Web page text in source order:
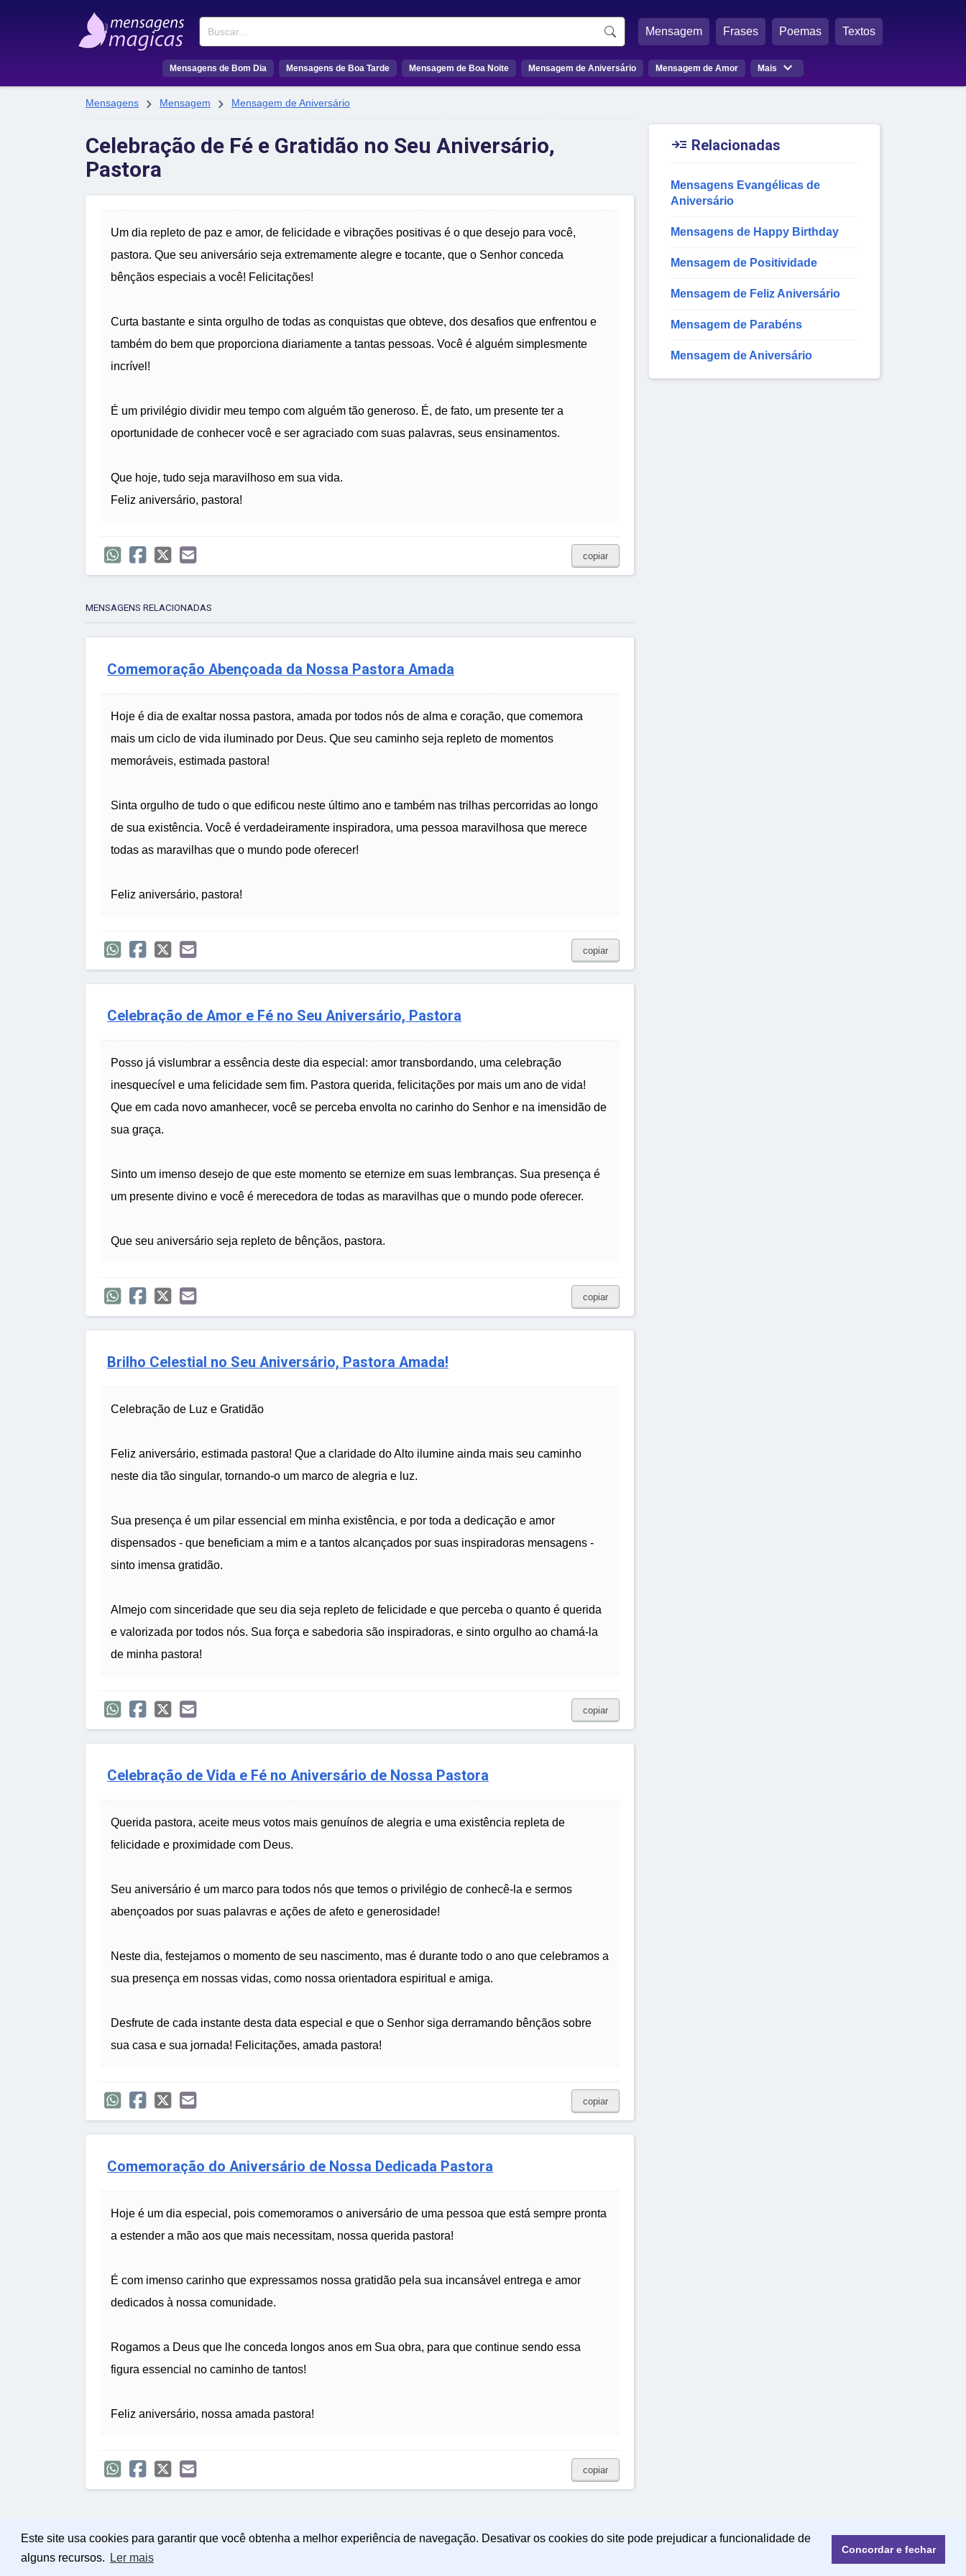
Este site usa cookies para garantir que você obtenha a melhor experiência de navegação. Desativar os cookies do site pode prejudicar a funcionalidade de
alguns recursos.
Ler mais
Concordar e fechar
Buscar Mensagem Frases Poemas Textos
Mensagens de Bom Dia Mensagens de Boa Tarde Mensagem de Boa Noite Mensagem de Aniversário Mensagem de Amor Mais 
Mensagens  Mensagem  Mensagem de Aniversário
Celebração de Fé e Gratidão no Seu Aniversário,
Pastora
Um dia repleto de paz e amor, de felicidade e vibrações positivas é o que desejo para você,
pastora. Que seu aniversário seja extremamente alegre e tocante, que o Senhor conceda
bênçãos especiais a você! Felicitações!
Curta bastante e sinta orgulho de todas as conquistas que obteve, dos desafios que enfrentou e
também do bem que proporciona diariamente a tantas pessoas. Você é alguém simplesmente
incrível!
É um privilégio dividir meu tempo com alguém tão generoso. É, de fato, um presente ter a
oportunidade de conhecer você e ser agraciado com suas palavras, seus ensinamentos.
Que hoje, tudo seja maravilhoso em sua vida.
Feliz aniversário, pastora!
copiar
MENSAGENS RELACIONADAS
Comemoração Abençoada da Nossa Pastora Amada
Hoje é dia de exaltar nossa pastora, amada por todos nós de alma e coração, que comemora
mais um ciclo de vida iluminado por Deus. Que seu caminho seja repleto de momentos
memoráveis, estimada pastora!
Sinta orgulho de tudo o que edificou neste último ano e também nas trilhas percorridas ao longo
de sua existência. Você é verdadeiramente inspiradora, uma pessoa maravilhosa que merece
todas as maravilhas que o mundo pode oferecer!
Feliz aniversário, pastora!
copiar
Celebração de Amor e Fé no Seu Aniversário, Pastora
Posso já vislumbrar a essência deste dia especial: amor transbordando, uma celebração
inesquecível e uma felicidade sem fim. Pastora querida, felicitações por mais um ano de vida!
Que em cada novo amanhecer, você se perceba envolta no carinho do Senhor e na imensidão de
sua graça.
Sinto um imenso desejo de que este momento se eternize em suas lembranças. Sua presença é
um presente divino e você é merecedora de todas as maravilhas que o mundo pode oferecer.
Que seu aniversário seja repleto de bênçãos, pastora.
copiar
Brilho Celestial no Seu Aniversário, Pastora Amada!
Celebração de Luz e Gratidão
Feliz aniversário, estimada pastora! Que a claridade do Alto ilumine ainda mais seu caminho
neste dia tão singular, tornando-o um marco de alegria e luz.
Sua presença é um pilar essencial em minha existência, e por toda a dedicação e amor
dispensados - que beneficiam a mim e a tantos alcançados por suas inspiradoras mensagens -
sinto imensa gratidão.
Almejo com sinceridade que seu dia seja repleto de felicidade e que perceba o quanto é querida
e valorizada por todos nós. Sua força e sabedoria são inspiradoras, e sinto orgulho ao chamá-la
de minha pastora!
copiar
Celebração de Vida e Fé no Aniversário de Nossa Pastora
Querida pastora, aceite meus votos mais genuínos de alegria e uma existência repleta de
felicidade e proximidade com Deus.
Seu aniversário é um marco para todos nós que temos o privilégio de conhecê-la e sermos
abençoados por suas palavras e ações de afeto e generosidade!
Neste dia, festejamos o momento de seu nascimento, mas é durante todo o ano que celebramos a
sua presença em nossas vidas, como nossa orientadora espiritual e amiga.
Desfrute de cada instante desta data especial e que o Senhor siga derramando bênçãos sobre
sua casa e sua jornada! Felicitações, amada pastora!
copiar
Comemoração do Aniversário de Nossa Dedicada Pastora
Hoje é um dia especial, pois comemoramos o aniversário de uma pessoa que está sempre pronta
a estender a mão aos que mais necessitam, nossa querida pastora!
É com imenso carinho que expressamos nossa gratidão pela sua incansável entrega e amor
dedicados à nossa comunidade.
Rogamos a Deus que lhe conceda longos anos em Sua obra, para que continue sendo essa
figura essencial no caminho de tantos!
Feliz aniversário, nossa amada pastora!
copiar
 Relacionadas
Mensagens Evangélicas de
Aniversário
Mensagens de Happy Birthday
Mensagem de Positividade
Mensagem de Feliz Aniversário
Mensagem de Parabéns
Mensagem de Aniversário